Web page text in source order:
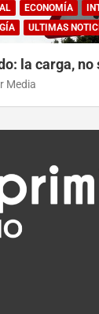
ECONOMÍA
ULTIMAS
la carga,
Media